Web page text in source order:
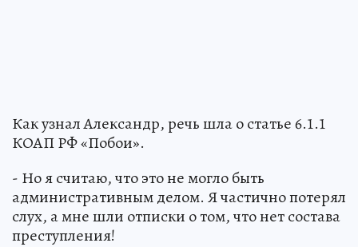
Как узнал Александр, речь шла о статье 6.1.1
КОАП РФ «Побои».
- Но я считаю, что это не могло быть
административным делом. Я частично потерял
слух, а мне шли отписки о том, что нет состава
преступления!